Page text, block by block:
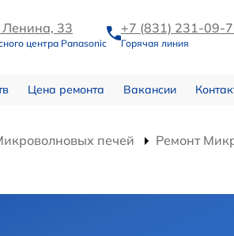
Ленина, 33
центра Panasonic
+7 (831) 231-09-
Горячая линия
Цена ремонта Вакансии
печей
Ремонт